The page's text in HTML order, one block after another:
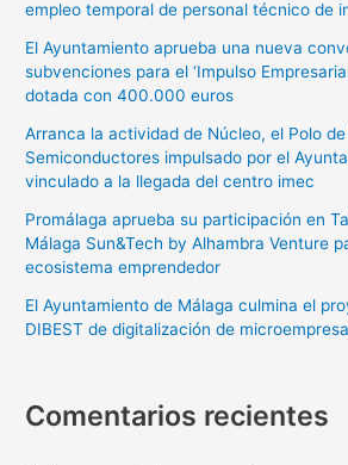
empleo temporal de personal técnico de
El Ayuntamiento aprueba una nueva
subvenciones para el ‘Impulso
dotada con 400.000 euros
Arranca la actividad de Núcleo, el Polo
Semiconductores impulsado por el
vinculado a la llegada del centro imec
Promálaga aprueba su participación en
Málaga Sun&Tech by Alhambra Venture
ecosistema emprendedor
El Ayuntamiento de Málaga culmina el
DIBEST de digitalización de
Comentarios recientes